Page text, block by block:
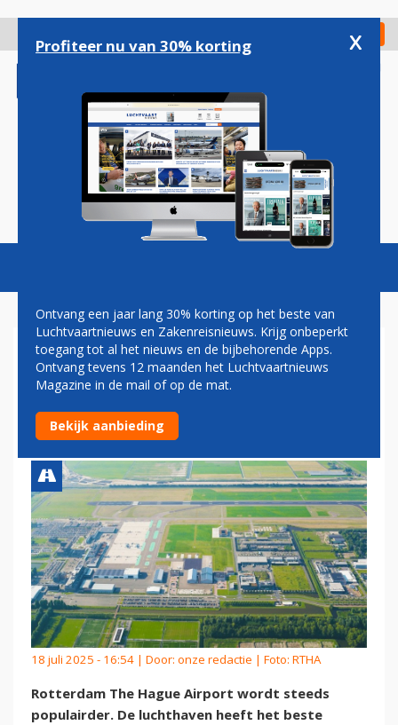
gaan
Check in
Magazine Podcasts Vacatures
ROTTERDAM AIRPORT HEEFT
BESTE EERSTE HALFJAAR
OOIT ACHTER DE RUG
18 juli 2025 - 16:54 | Door: onze redactie | Foto: RTHA
Rotterdam The Hague Airport wordt steeds
populairder. De luchthaven heeft het beste
Profiteer nu van 30% korting x
Ontvang een jaar lang 30% korting op het beste van
Luchtvaartnieuws en Zakenreisnieuws. Krijg onbeperkt
toegang tot al het nieuws en de bijbehorende Apps.
Ontvang tevens 12 maanden het Luchtvaartnieuws
Magazine in de mail of op de mat.
Bekijk aanbieding